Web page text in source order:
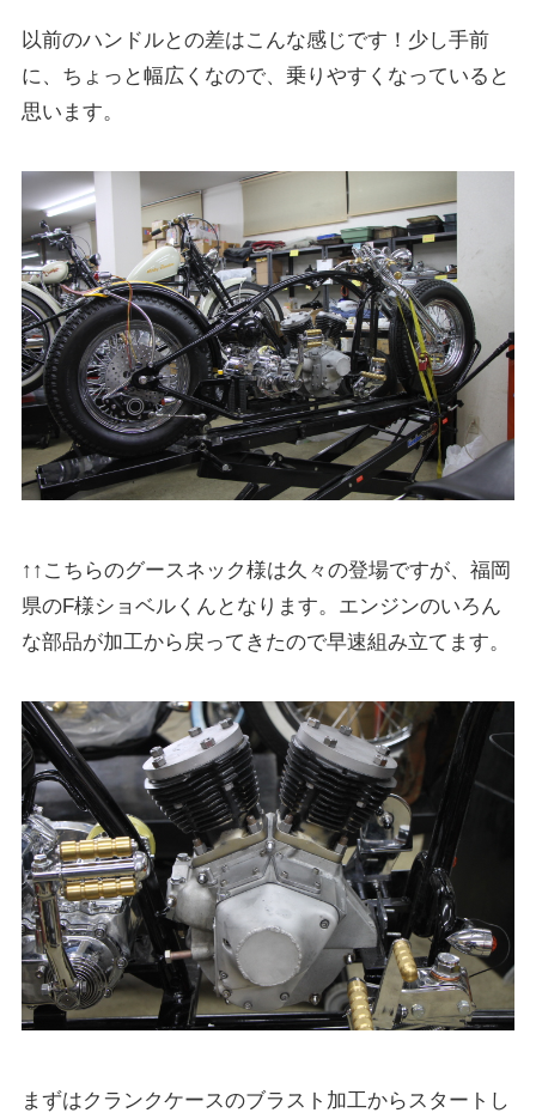
以前のハンドルとの差はこんな感じです！少し手前
に、ちょっと幅広くなので、乗りやすくなっていると
思います。
↑↑こちらのグースネック様は久々の登場ですが、福岡
県のF様ショベルくんとなります。エンジンのいろん
な部品が加工から戻ってきたので早速組み立てます。
まずはクランクケースのブラスト加工からスタートし